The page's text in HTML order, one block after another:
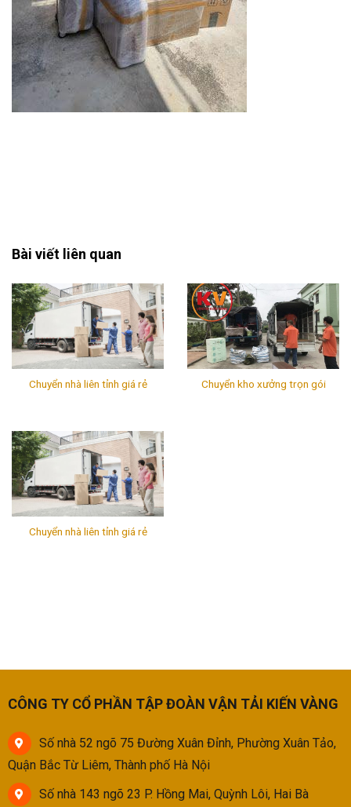
Bài viết liên quan
Chuyển nhà liên tỉnh giá rẻ Chuyển kho xưởng trọn gói
Chuyển nhà liên tỉnh giá rẻ
CÔNG TY CỔ PHẦN TẬP ĐOÀN VẬN TẢI KIẾN VÀNG
Số nhà 52 ngõ 75 Đường Xuân Đỉnh, Phường Xuân Tảo,
Quận Bắc Từ Liêm, Thành phố Hà Nội
Số nhà 143 ngõ 23 P. Hồng Mai, Quỳnh Lôi, Hai Bà